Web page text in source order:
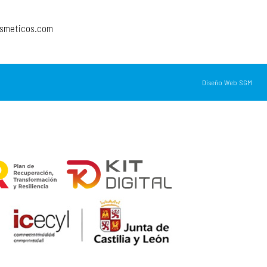
Diseño Web SGM